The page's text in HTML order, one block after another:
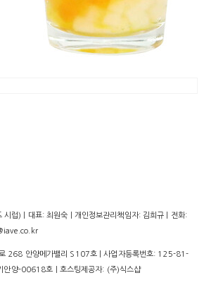
시럽) | 대표: 최원숙 | 개인정보관리책임자: 김희규 | 전화:
268 안양메가밸리 S107호 | 사업자등록번호: 125-81-
안양-00618호 | 호스팅제공자: (주)식스샵